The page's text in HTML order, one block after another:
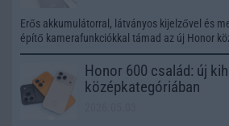
Erős akkumulátorral, látványos kijelzővel és
építő kamerafunkciókkal támad az új Honor
Honor 600 család: új
középkategóriában